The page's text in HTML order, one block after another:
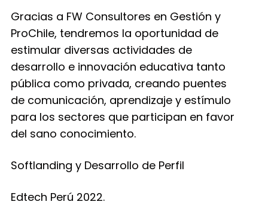
Gracias a FW Consultores en Gestión y
ProChile, tendremos la oportunidad de
estimular diversas actividades de
desarrollo e innovación educativa tanto
pública como privada, creando puentes
de comunicación, aprendizaje y estímulo
para los sectores que participan en favor
del sano conocimiento.
Softlanding y Desarrollo de Perfil
Edtech Perú 2022.